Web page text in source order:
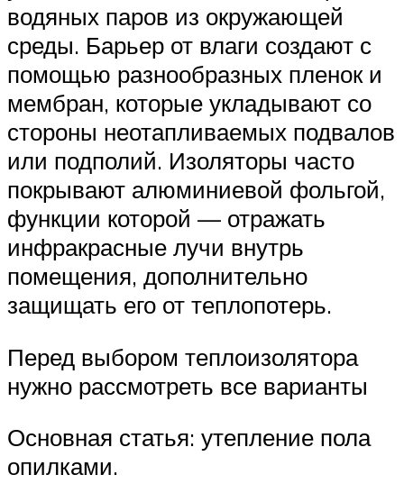
водяных паров из окружающей
среды. Барьер от влаги создают с
помощью разнообразных пленок и
мембран, которые укладывают со
стороны неотапливаемых подвалов
или подполий. Изоляторы часто
покрывают алюминиевой фольгой,
функции которой — отражать
инфракрасные лучи внутрь
помещения, дополнительно
защищать его от теплопотерь.
Перед выбором теплоизолятора
нужно рассмотреть все варианты
Основная статья: утепление пола
опилками.